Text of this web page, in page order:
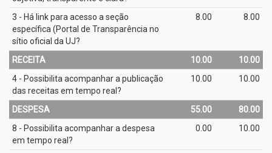
3 - Há link para acesso a seção
específica (Portal de Transparência no
sítio oficial da UJ?
8.00 8.00
RECEITA 10.00
10.00
4 - Possibilita acompanhar a publicação
das receitas em tempo real?
10.00 10.00
DESPESA 55.00
80.00
8 - Possibilita acompanhar a despesa
em tempo real?
0.00 10.00